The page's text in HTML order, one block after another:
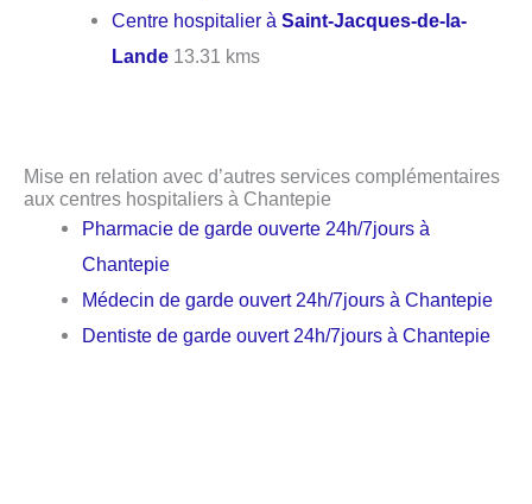
Centre hospitalier àSaint-Jacques-de-la-
Lande 13.31 kms
Mise en relation avec d’autres services complémentaires
aux centres hospitaliers à Chantepie
Pharmacie de garde ouverte 24h/7jours à
Chantepie
Médecin de garde ouvert 24h/7jours à Chantepie
Dentiste de garde ouvert 24h/7jours à Chantepie